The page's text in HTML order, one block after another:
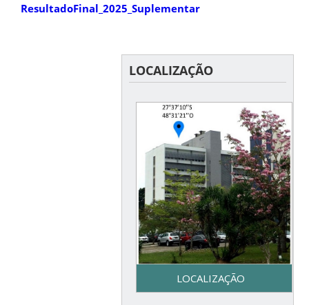
ResultadoFinal_2025_Suplementar
LOCALIZAÇÃO
LOCALIZAÇÃO